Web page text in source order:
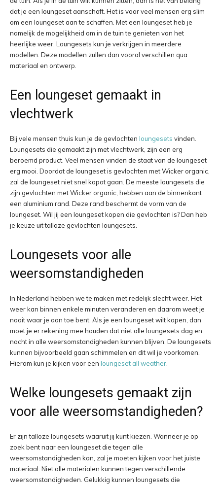
dat je een loungeset aanschaft. Het is voor veel mensen erg slim
om een loungeset aan te schaffen. Met een loungeset heb je
namelijk de mogelijkheid om in de tuin te genieten van het
heerlijke weer. Loungesets kun je verkrijgen in meerdere
modellen. Deze modellen zullen dan vooral verschillen qua
materiaal en ontwerp.
Een loungeset gemaakt in
vlechtwerk
Bij vele mensen thuis kun je de gevlochten loungesets vinden.
Loungesets die gemaakt zijn met vlechtwerk, zijn een erg
beroemd product. Veel mensen vinden de staat van de loungeset
erg mooi. Doordat de loungeset is gevlochten met Wicker organic,
zal de loungeset niet snel kapot gaan. De meeste loungesets die
zijn gevlochten met Wicker organic, hebben aan de binnenkant
een aluminium rand. Deze rand beschermt de vorm van de
loungeset. Wil jij een loungeset kopen die gevlochten is? Dan heb
je keuze uit talloze gevlochten loungesets.
Loungesets voor alle
weersomstandigheden
In Nederland hebben we te maken met redelijk slecht weer. Het
weer kan binnen enkele minuten veranderen en daarom weet je
nooit waar je aan toe bent. Als je een loungeset wilt kopen, dan
moet je er rekening mee houden dat niet alle loungesets dag en
nacht in alle weersomstandigheden kunnen blijven. De loungesets
kunnen bijvoorbeeld gaan schimmelen en dit wil je voorkomen.
Hierom kun je kijken voor een loungeset all weather
Welke loungesets gemaakt zijn
voor alle weersomstandigheden?
Er zijn talloze loungesets waaruit jij kunt kiezen. Wanneer je op
zoek bent naar een loungeset die tegen alle
weersomstandigheden kan, zal je moeten kijken voor het juiste
materiaal. Niet alle materialen kunnen tegen verschillende
weersomstandigheden. Gelukkig kunnen loungesets die